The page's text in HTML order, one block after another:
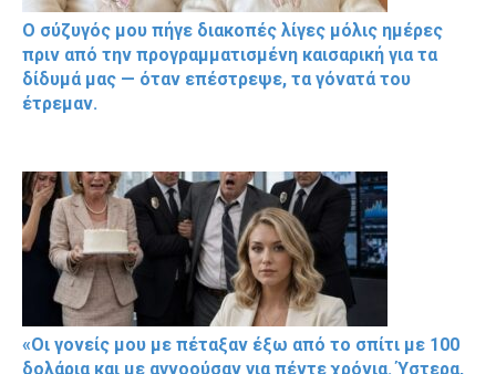
Ο σύζυγός μου πήγε διακοπές λίγες μόλις ημέρες
πριν από την προγραμματισμένη καισαρική για τα
δίδυμά μας — όταν επέστρεψε, τα γόνατά του
έτρεμαν.
«Οι γονείς μου με πέταξαν έξω από το σπίτι με 100
δολάρια και με αγνοούσαν για πέντε χρόνια. Ύστερα,